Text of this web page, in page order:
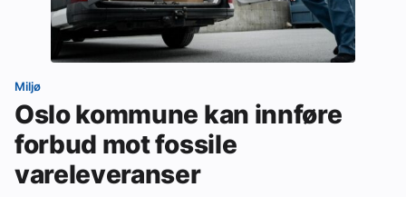
Miljø
Oslo kommune kan innføre
forbud mot fossile
vareleveranser